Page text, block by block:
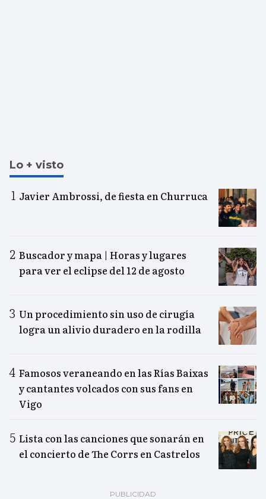
Lo + visto
Javier Ambrossi, de fiesta en Churruca
Buscador y mapa | Horas y lugares
para ver el eclipse del 12 de agosto
Un procedimiento sin uso de cirugía
logra un alivio duradero en la rodilla
Famosos veraneando en las Rías Baixas
y cantantes volcados con sus fans en
Vigo
Lista con las canciones que sonarán en
el concierto de The Corrs en Castrelos